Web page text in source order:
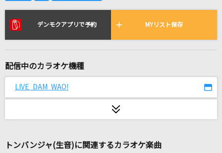
リアルタイムで歌われている曲の一覧
私が言う前に抱きしめなきゃね
ひゅるりらぱっぱ
デンモクアプリで予約 MYリスト保存
配信中のカラオケ機種
LIVE DAM WAO!
トンバンジャ(生音)に関連するカラオケ楽曲